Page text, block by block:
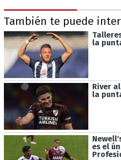
También te puede
la
River
la
es el